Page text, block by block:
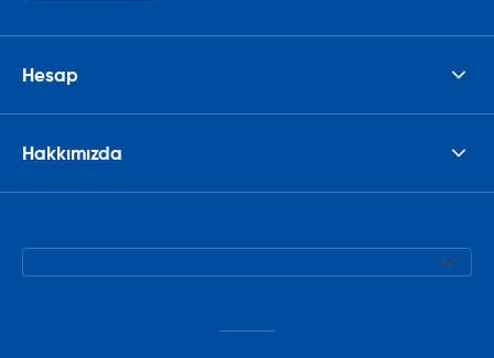
Hesap
Hakkımızda